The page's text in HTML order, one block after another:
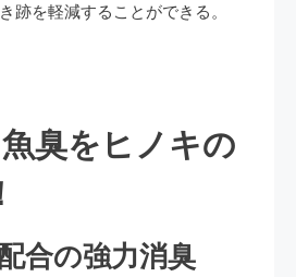
跡を軽減することができる。
臭をヒノキの
合の強力消臭